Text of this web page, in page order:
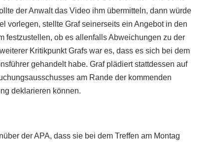
der Anwalt das Video ihm übermitteln, dann würde
vorlegen, stellte Graf seinerseits ein Angebot in den
festzustellen, ob es allenfalls Abweichungen zu der
Kritikpunkt Grafs war es, dass es sich bei dem
gehandelt habe. Graf plädiert stattdessen auf
am Rande der kommenden
deklarieren können.
der APA, dass sie bei dem Treffen am Montag